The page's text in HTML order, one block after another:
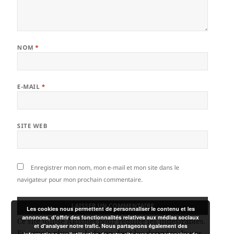
NOM*
E-MAIL *
SITE WEB
Enregistrer mon nom, mon e-mail et mon site dans le
navigateur pour mon prochain commentaire.
Ce site utilise Akismet pour réduire les indésirables.
Les cookies nous permettent de personnaliser le contenu et les
annonces, d'offrir des fonctionnalités relatives aux médias sociaux
et d'analyser notre trafic. Nous partageons également des